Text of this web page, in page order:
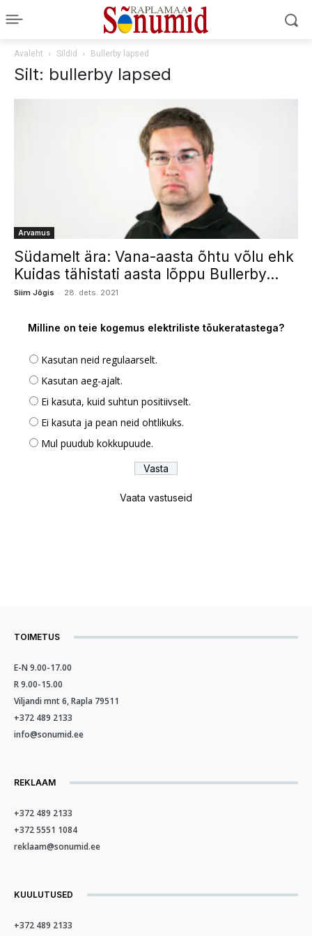
Avaleht Sildid Bullerby lapsed
Silt: bullerby lapsed
Arvamus
Südamelt ära: Vana-aasta õhtu võlu ehk
Kuidas tähistati aasta lõppu Bullerby...
Siim Jõgis - 28. dets. 2021
Milline on teie kogemus elektriliste tõukeratastega?
Kasutan neid regulaarselt.
Kasutan aeg-ajalt.
Ei kasuta, kuid suhtun positiivselt.
Ei kasuta ja pean neid ohtlikuks.
Mul puudub kokkupuude.
Vaata vastuseid
TOIMETUS
E-N 9.00-17.00
R 9.00-15.00
Viljandi mnt 6, Rapla 79511
+372 489 2133
info@sonumid.ee
REKLAAM
+372 489 2133
+372 5551 1084
reklaam@sonumid.ee
KUULUTUSED
+372 489 2133